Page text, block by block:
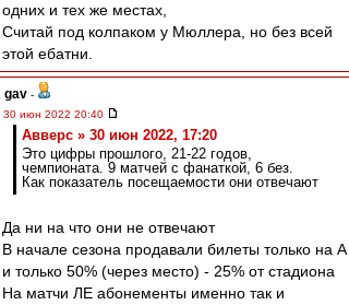
одних и тех же местах,
Считай под колпаком у Мюллера, но без всей
этой ебатни.
gav -
30 июн 2022 20:40
Авверс » 30 июн 2022, 17:20
Это цифры прошлого, 21-22 годов,
чемпионата. 9 матчей с фанаткой, 6 без.
Как показатель посещаемости они отвечают
Да ни на что они не отвечают
В начале сезона продавали билеты только на А
и только 50% (через место) - 25% от стадиона
На матчи ЛЕ абонементы именно так и